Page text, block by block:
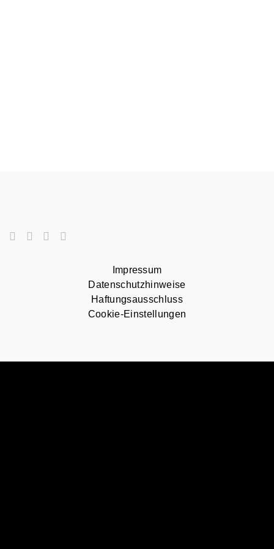
Impressum
Datenschutzhinweise
Haftungsausschluss
Cookie-Einstellungen